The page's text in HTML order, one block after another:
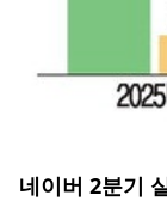
네이버 2분기